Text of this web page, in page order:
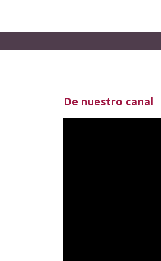
De nuestro canal